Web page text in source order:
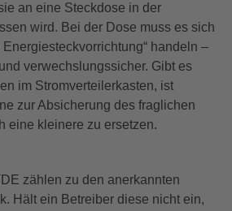
an eine Steckdose in der
wird. Bei der Dose muss es sich
handeln –
verwechslungssicher. Gibt es
im Stromverteilerkasten, ist
zur Absicherung des fraglichen
eine kleinere zu ersetzen.
zählen zu den anerkannten
Hält ein Betreiber diese nicht ein,